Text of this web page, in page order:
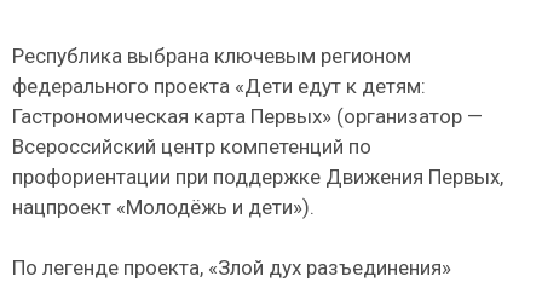
Республика выбрана ключевым регионом
федерального проекта «Дети едут к детям:
Гастрономическая карта Первых» (организатор —
Всероссийский центр компетенций по
профориентации при поддержке Движения Первых,
нацпроект «Молодёжь и дети»).
По легенде проекта, «Злой дух разъединения»